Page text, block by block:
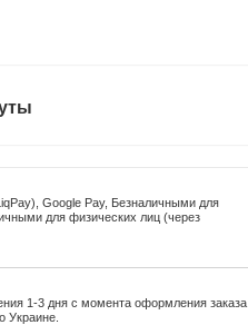
Google Pay, Безналичными для
для физических лиц (через
1-3 дня с момента оформления заказа.
Украине.